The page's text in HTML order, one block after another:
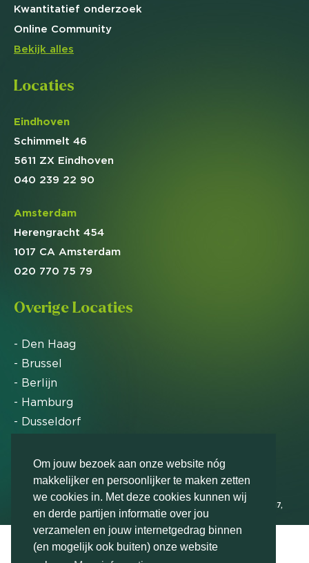
Om jouw bezoek aan onze website nóg
makkelijker en persoonlijker te maken zetten
we cookies in. Met deze cookies kunnen wij
en derde partijen informatie over jou
verzamelen en jouw internetgedrag binnen
(en mogelijk ook buiten) onze website
Kwantitatief onderzoek
Online Community
Bekijk alles
Locaties
Eindhoven
Schimmelt 46
5611 ZX Eindhoven
040 239 22 90
Amsterdam
Herengracht 454
1017 CA Amsterdam
020 770 75 79
Overige Locaties
- Den Haag
- Brussel
- Berlijn
- Hamburg
- Dusseldorf
Markteffect is door het Financieele Dagblad
uitgeroepen tot FD Gazelle in 2012, 2015, 2016, 2017,
2018, 2019, 2020, 2021, 2022, 2023, 2024 en 2025